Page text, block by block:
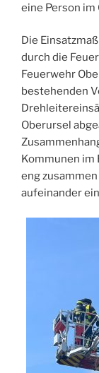
eine Person
Die
durch die
Feuerwehr
bestehenden
Oberursel
Kommunen im
eng
aufeinander